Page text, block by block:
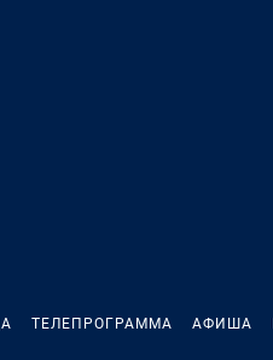
ТЕЛЕПРОГРАММА АФИША